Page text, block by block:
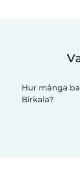
Hur många
Birkala?